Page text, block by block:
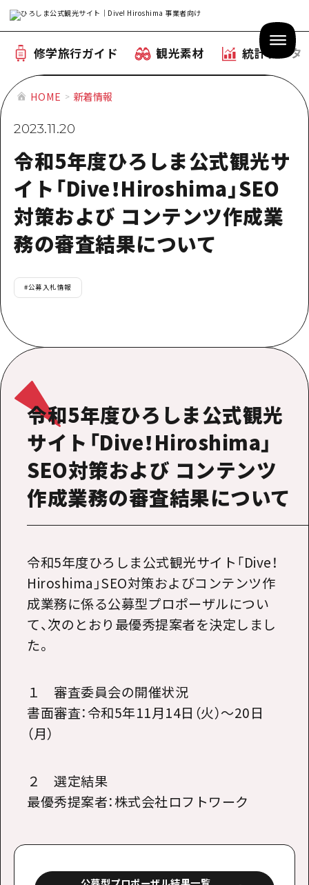
修学旅行ガイド 観光素材 統計データ
体験型学習プログラム
おすすめモデルコース
産業・体験 観光スポット
お役立ち情報
観光素材
旅行会社様向け観光素材
観光素材
統計データ
補助金情報
HOME
運営について
新着情報
HITについて
お問い合わせ
HOME 新着情報
2023.11.20
令和5年度ひろしま公式観光サ
イト「Dive！Hiroshima」SEO
対策および コンテンツ作成業
務の審査結果について
#公募入札情報
令和5年度ひろしま公式観光
サイト「Dive！Hiroshima」
SEO対策および コンテンツ
作成業務の審査結果について
令和5年度ひろしま公式観光サイト「Dive！
Hiroshima」SEO対策およびコンテンツ作
成業務に係る公募型プロポーザルについ
て、次のとおり最優秀提案者を決定しまし
た。
１ 審査委員会の開催状況
書面審査：令和5年11月14日（火）～20日
（月）
２ 選定結果
最優秀提案者：株式会社ロフトワーク